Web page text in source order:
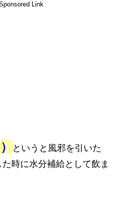
Link
というと風邪を引いた
時に水分補給として飲ま